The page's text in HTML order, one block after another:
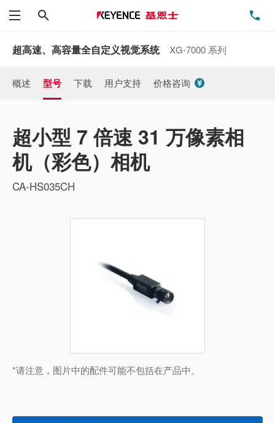
菜单
超高速、高容量全自定义视觉系统 XG-7000 系列
概述 型号 下载 用户支持 价格咨询
超小型 7 倍速 31 万像素相
机（彩色）相机
CA-HS035CH
*请注意，图片中的配件可能不包括在产品中。